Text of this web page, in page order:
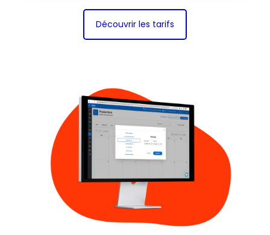
Découvrir les tarifs